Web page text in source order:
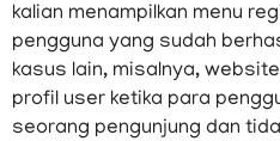
kalian menampilkan menu
pengguna yang sudah
kasus lain, misalnya,
profil user ketika para
seorang pengunjung dan